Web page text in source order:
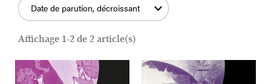
Date de parution, décroissant
Affichage 1-2 de 2 article(s)